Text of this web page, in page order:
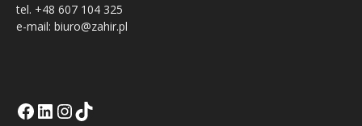
tel. +48 607 104 325
e-mail: biuro@zahir.pl
Facebook
LinkedIn
Tik Tok KEInstagramm KE